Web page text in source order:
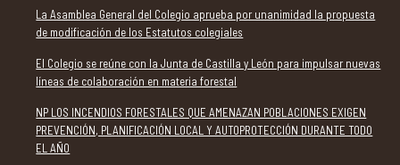
La Asamblea General del Colegio aprueba por unanimidad la propuesta
de modificación de los Estatutos colegiales
El Colegio se reúne con la Junta de Castilla y León para impulsar nuevas
líneas de colaboración en materia forestal
NP LOS INCENDIOS FORESTALES QUE AMENAZAN POBLACIONES EXIGEN
PREVENCIÓN, PLANIFICACIÓN LOCAL Y AUTOPROTECCIÓN DURANTE TODO
EL AÑO